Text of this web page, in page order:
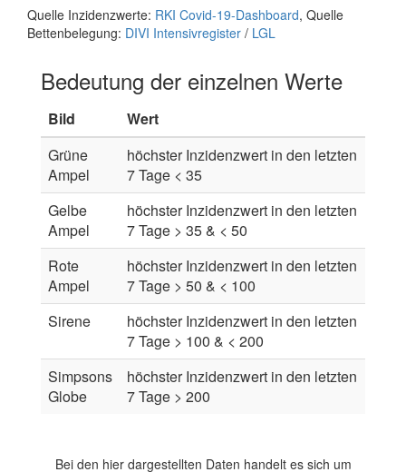
Quelle Inzidenzwerte: RKI Covid-19-Dashboard, Quelle
Bettenbelegung: DIVI Intensivregister / LGL
Bedeutung der einzelnen Werte
Bild
Wert
Grüne
Ampel
höchster Inzidenzwert in den letzten
7 Tage < 35
Gelbe
Ampel
höchster Inzidenzwert in den letzten
7 Tage > 35 & < 50
Rote
Ampel
höchster Inzidenzwert in den letzten
7 Tage > 50 & < 100
Sirene
höchster Inzidenzwert in den letzten
7 Tage > 100 & < 200
Simpsons
Globe
höchster Inzidenzwert in den letzten
7 Tage > 200
Bei den hier dargestellten Daten handelt es sich um